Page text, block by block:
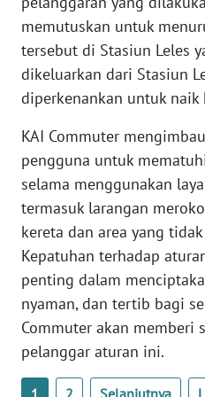
memutuskan untuk
tersebut di Stasiun Leles
dikeluarkan dari Stasiun
diperkenankan untuk naik
KAI Commuter
pengguna untuk
selama menggunakan
termasuk larangan
kereta dan area yang
Kepatuhan terhadap
penting dalam
nyaman, dan tertib bagi
Commuter akan memberi
pelanggar aturan ini.
1 2 Selanjutnya
WN
BENGKULU
WN
LAMPUNG
WN
JATENG
WN
NUSANTARA
WN
JATIM